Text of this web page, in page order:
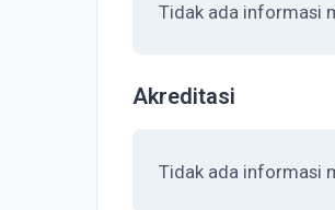
Tidak ada informasi
Akreditasi
Tidak ada informasi